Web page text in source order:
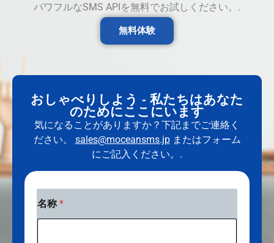
パワフルなSMS APIを無料でお試しください。.
無料体験
おしゃべりしよう - 私たちはあなた
のためにここにいます
気になることがありますか？下記までご連絡く
ださい。 sales@moceansms.jpまたはフォーム
にご記入ください。.
名称 *